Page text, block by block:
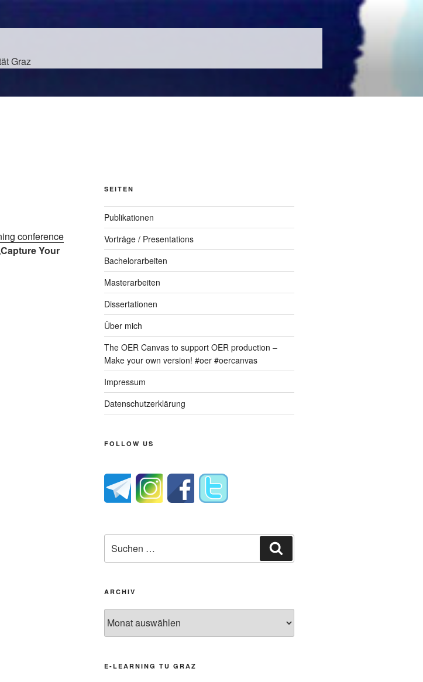
Graz
conference
Capture Your
SEITEN
Publikationen
Vorträge / Presentations
Bachelorarbeiten
Masterarbeiten
Dissertationen
Über mich
The OER Canvas to support OER production –
Make your own version! #oer #oercanvas
Impressum
Datenschutzerklärung
FOLLOW US
nach:
ARCHIV
E-LEARNING TU GRAZ